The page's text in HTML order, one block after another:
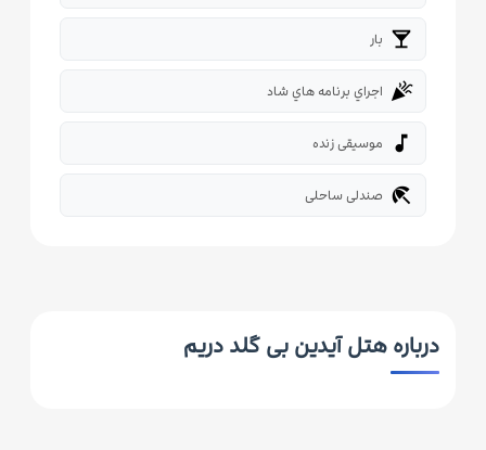
local_bar بار
celebration اجراي برنامه هاي شاد
music_note موسیقی زنده
beach_access صندلی ساحلی
درباره هتل آیدین بی گلد دریم